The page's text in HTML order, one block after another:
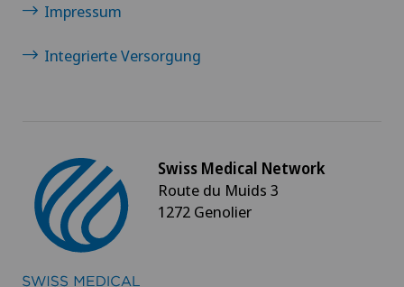
Medizinische Trainingstherapie (MTT)
Migrationspsychologie
MindMotion™ GO
Impressum
Integrierte Versorgung
Swiss Medical Network
Route du Muids 3
1272 Genolier